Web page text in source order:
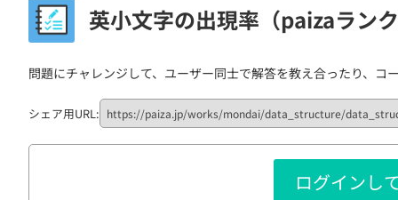
転職成功ガイド
転職エージェント
インタビュー
転職成功ガイド
本選考
新卒エージェント
イベント・セミナー
インタビュー
4択
ナレ
リフ
プラン
英小文字の出現率（paizaラン
問題にチャレンジして、ユーザー同士で解答を教え合ったり、コ
シェア用URL:
ログインし